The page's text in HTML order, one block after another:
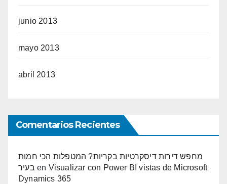
junio 2013
mayo 2013
abril 2013
Comentarios Recientes
מחפש דירות דיסקרטיות בקריות? המטפלות הכי חמות
בעיר en Visualizar con Power BI vistas de Microsoft
Dynamics 365